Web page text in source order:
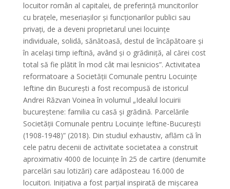
locuitor român al capitalei, de preferință muncitorilor
cu brațele, meseriașilor și funcționarilor publici sau
privați, de a deveni proprietarul unei locuințe
individuale, solidă, sănătoasă, destul de încăpătoare și
în același timp ieftină, având și o grădiniță, al cărei cost
total să fie plătit în mod cât mai lesnicios”. Activitatea
reformatoare a Societății Comunale pentru Locuințe
Ieftine din București a fost recompusă de istoricul
Andrei Răzvan Voinea în volumul „Idealul locuirii
bucureștene: familia cu casă și grădină. Parcelările
Societății Comunale pentru Locuințe Ieftine-București
(1908-1948)” (2018). Din studiul exhaustiv, aflăm că în
cele patru decenii de activitate societatea a construit
aproximativ 4000 de locuințe în 25 de cartire (denumite
parcelări sau lotizări) care adăposteau 16.000 de
locuitori. Inițiativa a fost parțial inspirată de mișcarea